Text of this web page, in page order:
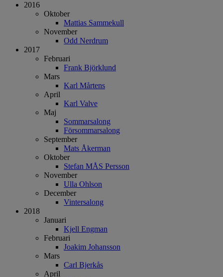
2016
Oktober
Mattias Sammekull
November
Odd Nerdrum
2017
Februari
Frank Björklund
Mars
Karl Mårtens
April
Karl Valve
Maj
Sommarsalong
Försommarsalong
September
Mats Åkerman
Oktober
Stefan MÅS Persson
November
Ulla Ohlson
December
Vintersalong
2018
Januari
Kjell Engman
Februari
Joakim Johansson
Mars
Carl Bjerkås
April